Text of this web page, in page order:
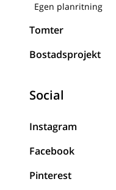
Egen planritning
Tomter
Bostadsprojekt
Social
Instagram
Facebook
Pinterest